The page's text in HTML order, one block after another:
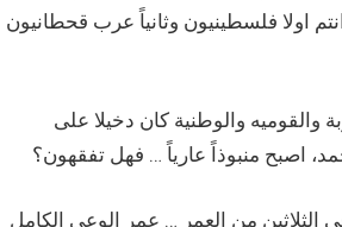
اولا فلسطينيون وثانياً عرب قحطانيون
والوطنية كان دخيلا على
اصبح منبوذاً عارياً … فهل تفقهون؟
من العمر … عمر الوعي الكامل